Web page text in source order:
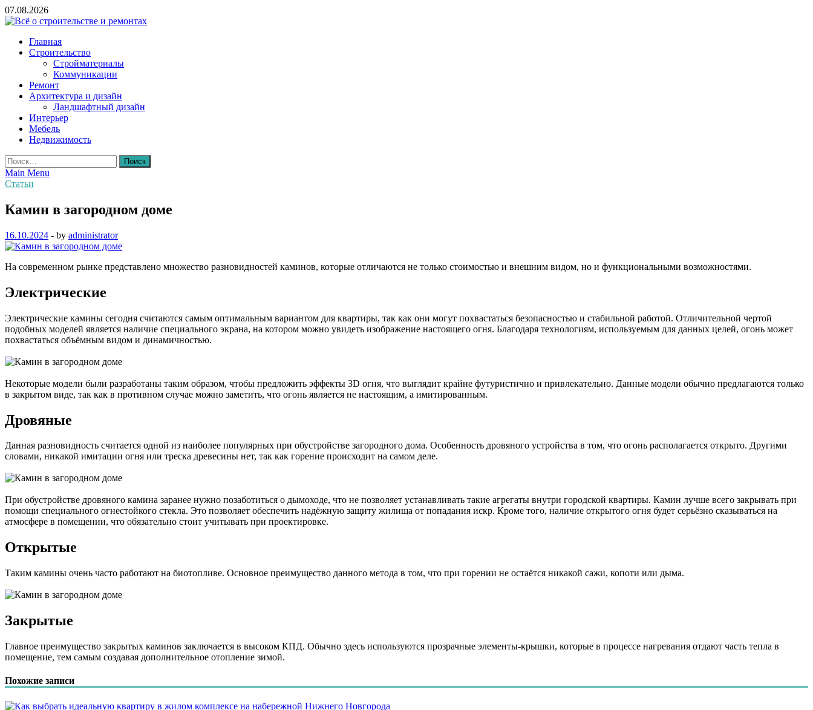
Skip
to
07.08.2026
Всё о строительстве и ремонтах
Главная
Строительство
Стройматериалы
Коммуникации
Ремонт
Архитектура и дизайн
Ландшафтный дизайн
Интерьер
Мебель
Недвижимость
Найти:
Main Menu
Статьи
Камин в загородном доме
16.10.2024 - by administrator
На современном рынке представлено множество разновидностей каминов, которые отличаются не только стоимостью и внешним видом, но и функциональными возможностями.
Электрические
Электрические камины сегодня считаются самым оптимальным вариантом для квартиры, так как они могут похвастаться безопасностью и стабильной работой. Отличительной чертой
подобных моделей является наличие специального экрана, на котором можно увидеть изображение настоящего огня. Благодаря технологиям, используемым для данных целей, огонь может
похвастаться объёмным видом и динамичностью.
Некоторые модели были разработаны таким образом, чтобы предложить эффекты 3D огня, что выглядит крайне футуристично и привлекательно. Данные модели обычно предлагаются только
в закрытом виде, так как в противном случае можно заметить, что огонь является не настоящим, а имитированным.
Дровяные
Данная разновидность считается одной из наиболее популярных при обустройстве загородного дома. Особенность дровяного устройства в том, что огонь располагается открыто. Другими
словами, никакой имитации огня или треска древесины нет, так как горение происходит на самом деле.
При обустройстве дровяного камина заранее нужно позаботиться о дымоходе, что не позволяет устанавливать такие агрегаты внутри городской квартиры. Камин лучше всего закрывать при
помощи специального огнестойкого стекла. Это позволяет обеспечить надёжную защиту жилища от попадания искр. Кроме того, наличие открытого огня будет серьёзно сказываться на
атмосфере в помещении, что обязательно стоит учитывать при проектировке.
Открытые
Таким камины очень часто работают на биотопливе. Основное преимущество данного метода в том, что при горении не остаётся никакой сажи, копоти или дыма.
Закрытые
Главное преимущество закрытых каминов заключается в высоком КПД. Обычно здесь используются прозрачные элементы-крышки, которые в процессе нагревания отдают часть тепла в
помещение, тем самым создавая дополнительное отопление зимой.
Похожие записи